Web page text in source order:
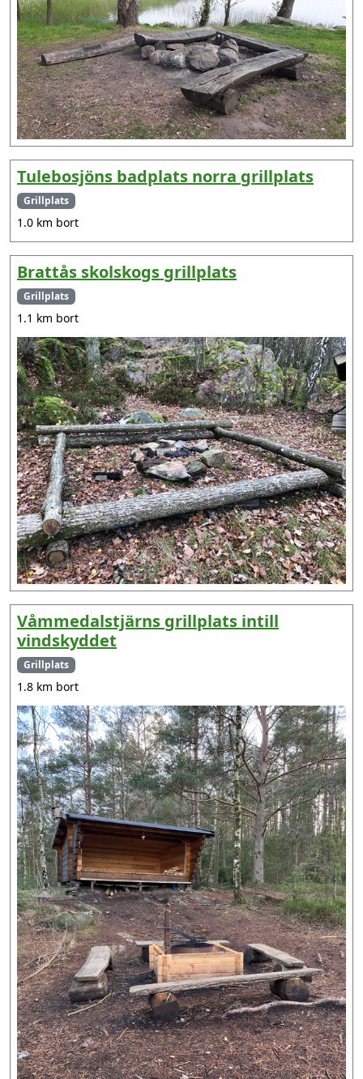
Tulebosjöns badplats norra grillplats
Grillplats
1.0 km bort
Brattås skolskogs grillplats
Grillplats
1.1 km bort
Våmmedalstjärns grillplats intill
vindskyddet
Grillplats
1.8 km bort